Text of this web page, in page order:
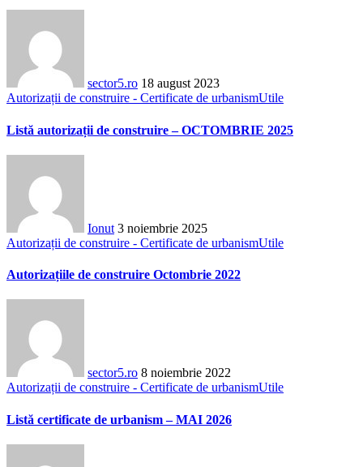
sector5.ro 18 august 2023
Autorizații de construire - Certificate de urbanismUtile
Listă autorizații de construire – OCTOMBRIE 2025
Ionut 3 noiembrie 2025
Autorizații de construire - Certificate de urbanismUtile
Autorizațiile de construire Octombrie 2022
sector5.ro 8 noiembrie 2022
Autorizații de construire - Certificate de urbanismUtile
Listă certificate de urbanism – MAI 2026